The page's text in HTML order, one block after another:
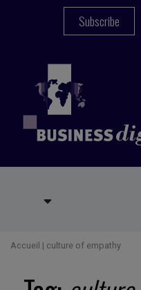
Subscribe
Accueil | culture of empathy